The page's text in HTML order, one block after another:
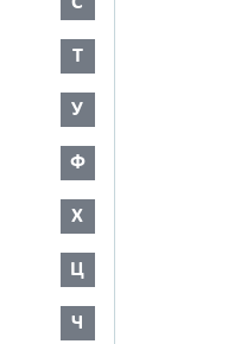
Т
У
Ф
Х
Ц
Ч